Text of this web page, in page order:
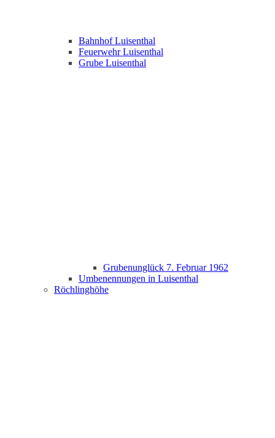
Bahnhof Luisenthal
Feuerwehr Luisenthal
Grube Luisenthal
Grubenunglück 7. Februar 1962
Umbenennungen in Luisenthal
Röchlinghöhe